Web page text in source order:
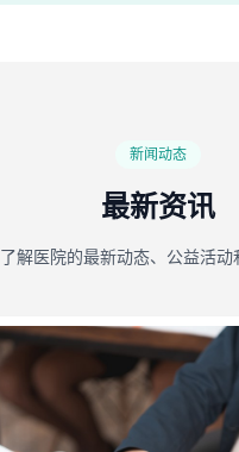
新闻动态
最新资讯
了解医院的最新动态、公益活动